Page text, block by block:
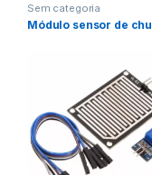
Sem categoria
Módulo sensor de